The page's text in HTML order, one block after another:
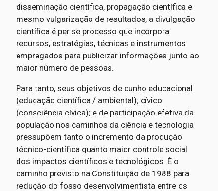
disseminação científica, propagação científica e
mesmo vulgarização de resultados, a divulgação
científica é per se processo que incorpora
recursos, estratégias, técnicas e instrumentos
empregados para publicizar informações junto ao
maior número de pessoas.
Para tanto, seus objetivos de cunho educacional
(educação científica / ambiental); cívico
(consciência cívica); e de participação efetiva da
população nos caminhos da ciência e tecnologia
pressupõem tanto o incremento da produção
técnico-científica quanto maior controle social
dos impactos científicos e tecnológicos. É o
caminho previsto na Constituição de 1988 para
redução do fosso desenvolvimentista entre os